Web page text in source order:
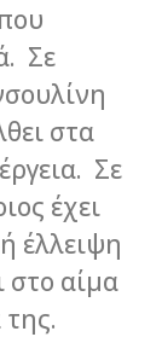
Σε
στα
Σε
έχει
έλλειψη
στο αίμα